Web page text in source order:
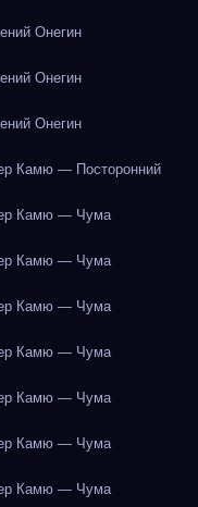
Онегин
Онегин
Онегин
Камю — Посторонний
Камю — Чума
Камю — Чума
Камю — Чума
Камю — Чума
Камю — Чума
Камю — Чума
Камю — Чума